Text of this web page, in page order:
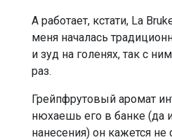
А работает, кстати, La
меня началась
и зуд на голенях, так с
раз.
Грейпфрутовый аромат
нюхаешь его в банке (да
нанесения) он кажется